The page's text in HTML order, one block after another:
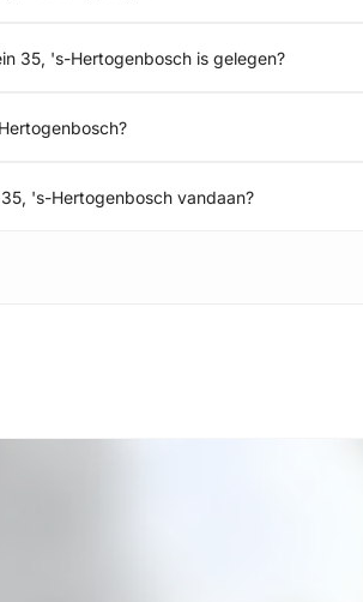
35, 's-Hertogenbosch is gelegen?
's-Hertogenbosch vandaan?